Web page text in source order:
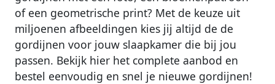
of een geometrische print? Met de keuze uit
miljoenen afbeeldingen kies jij altijd de de
gordijnen voor jouw slaapkamer die bij jou
passen. Bekijk hier het complete aanbod en
bestel eenvoudig en snel je nieuwe gordijnen!